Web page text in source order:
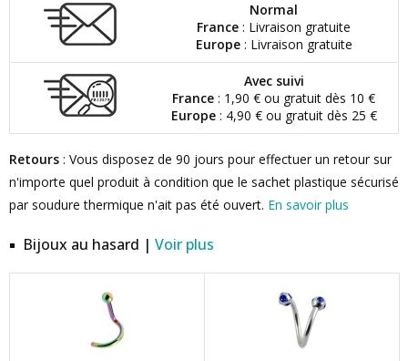
Normal
France : Livraison gratuite
Europe: Livraison gratuite
Avec suivi
France : 1,90 € ou gratuit dès 10 €
Europe: 4,90 € ou gratuit dès 25 €
Retours : Vous disposez de 90 jours pour effectuer un retour sur
n'importe quel produit à condition que le sachet plastique sécurisé
par soudure thermique n'ait pas été ouvert. En savoir plus
Bijoux au hasard | Voir plus